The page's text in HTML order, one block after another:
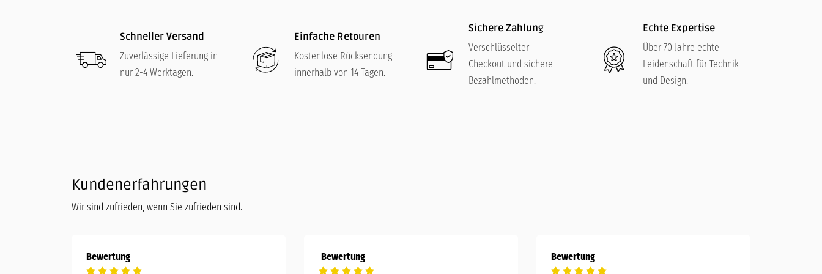
Schneller Versand
Zuverlässige Lieferung in
nur 2-4 Werktagen.
Einfache Retouren
Kostenlose Rücksendung
innerhalb von 14 Tagen.
Sichere Zahlung
Verschlüsselter
Checkout und sichere
Bezahlmethoden.
Echte Expertise
Über 70 Jahre echte
Leidenschaft für Technik
und Design.
Kundenerfahrungen
Wir sind zufrieden, wenn Sie zufrieden sind.
Bewertung Bewertung Bewertung